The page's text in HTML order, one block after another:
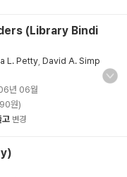
(Library Bindi
L. Petty David A. Simp
년 06월
원)
변경